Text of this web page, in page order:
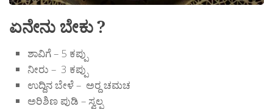
ಏನೇನು ಬೇಕು ?
ಶಾವಿಗೆ – 5 ಕಪ್ಪು
ನೀರು – 3 ಕಪ್ಪು
ಉದ್ದಿನ ಬೇಳೆ – ಅರ್‍ದ ಚಮಚ
ಅರಿಶಿಣ ಪುಡಿ – ಸ್ವಲ್ಪ